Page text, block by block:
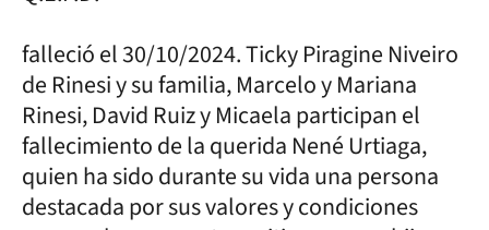
falleció el 30/10/2024. Ticky Piragine Niveiro
de Rinesi y su familia, Marcelo y Mariana
Rinesi, David Ruiz y Micaela participan el
fallecimiento de la querida Nené Urtiaga,
quien ha sido durante su vida una persona
destacada por sus valores y condiciones